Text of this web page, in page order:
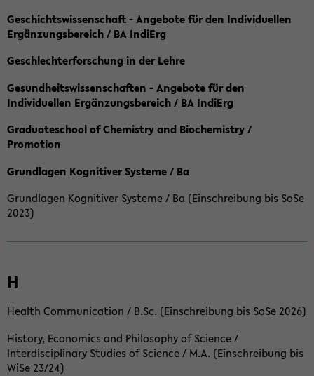
Geschichtswissenschaft - Angebote für den Individuellen
Ergänzungsbereich / BA IndiErg
Geschlechterforschung in der Lehre
Gesundheitswissenschaften - Angebote für den
Individuellen Ergänzungsbereich / BA IndiErg
Graduateschool of Chemistry and Biochemistry /
Promotion
Grundlagen Kognitiver Systeme / Ba
Grundlagen Kognitiver Systeme / Ba (Einschreibung bis SoSe
2023)
H
Health Communication / B.Sc. (Einschreibung bis SoSe 2026)
History, Economics and Philosophy of Science /
Interdisciplinary Studies of Science / M.A. (Einschreibung bis
WiSe 23/24)